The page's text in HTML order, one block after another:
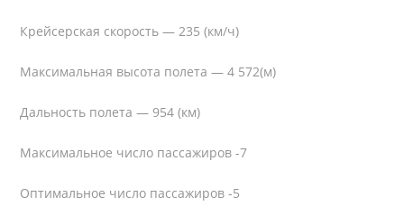
Крейсерская скорость — 235 (км/ч)
Максимальная высота полета — 4 572(м)
Дальность полета — 954 (км)
Максимальное число пассажиров -7
Оптимальное число пассажиров -5